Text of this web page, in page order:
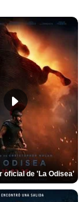
oficial de 'La Odisea'